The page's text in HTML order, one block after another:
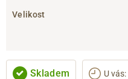
Velikost
Skladem U vás: